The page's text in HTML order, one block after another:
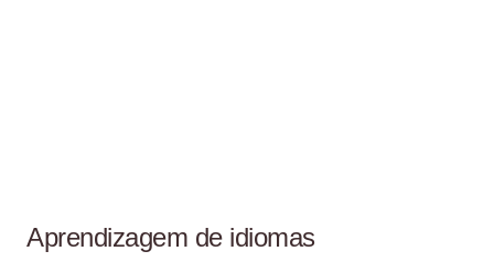
Aprendizagem de idiomas